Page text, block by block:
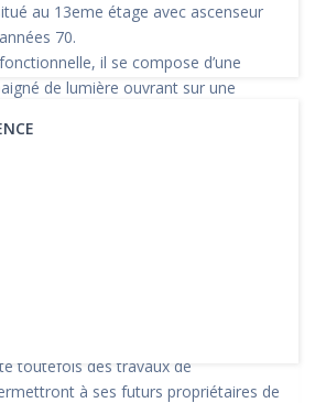
au 13eme étage avec ascenseur
70.
il se compose d’une
de lumière ouvrant sur une
de deux chambres dont une très
de la réunion de deux chambres,
toutefois des travaux de
à ses futurs propriétaires de